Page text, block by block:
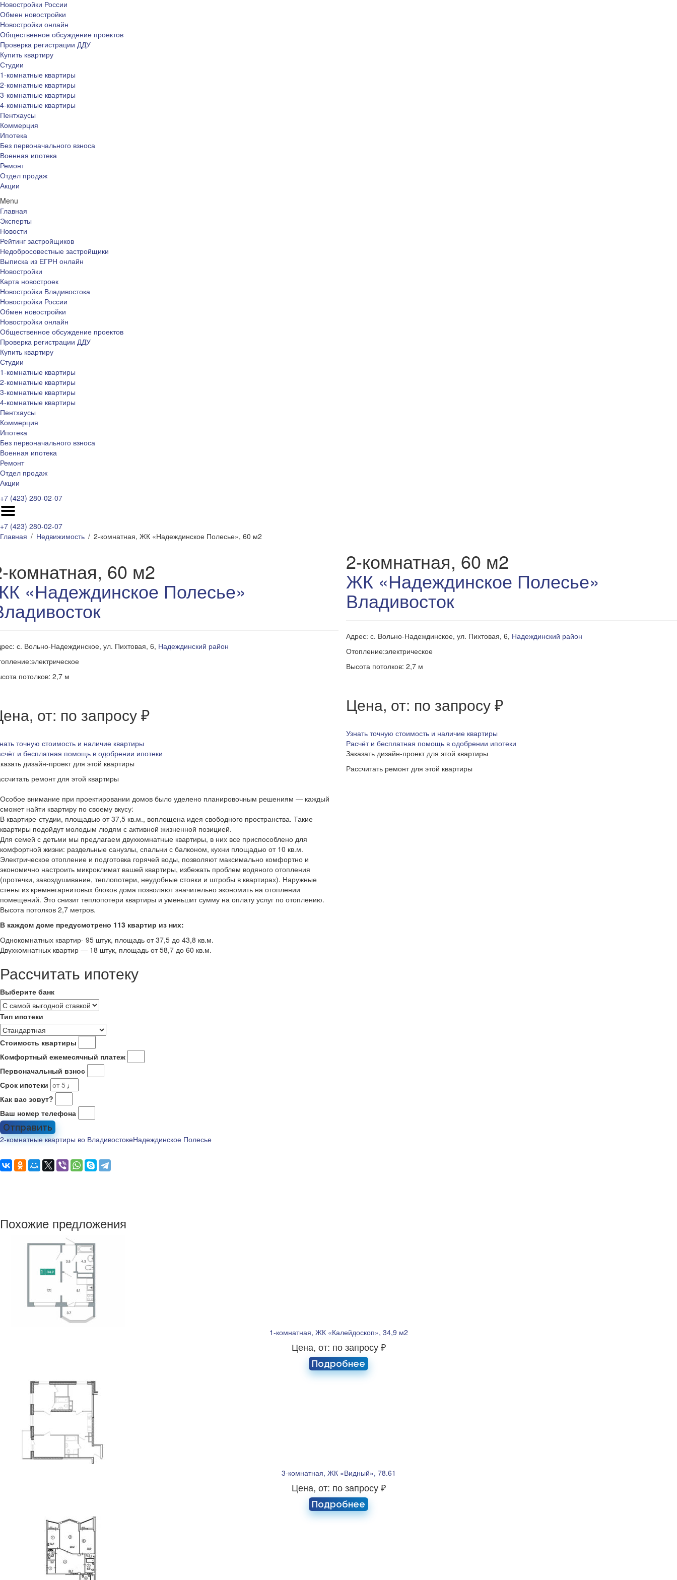
Новостройки России
Обмен новостройки
Новостройки онлайн
Общественное обсуждение проектов
Проверка регистрации ДДУ
Купить квартиру
Студии
1-комнатные квартиры
2-комнатные квартиры
3-комнатные квартиры
4-комнатные квартиры
Пентхаусы
Коммерция
Ипотека
Без первоначального взноса
Военная ипотека
Ремонт
Отдел продаж
Акции
Menu
Главная
Эксперты
Новости
Рейтинг застройщиков
Недобросовестные застройщики
Выписка из ЕГРН онлайн
Новостройки
Карта новостроек
Новостройки Владивостока
Новостройки России
Обмен новостройки
Новостройки онлайн
Общественное обсуждение проектов
Проверка регистрации ДДУ
Купить квартиру
Студии
1-комнатные квартиры
2-комнатные квартиры
3-комнатные квартиры
4-комнатные квартиры
Пентхаусы
Коммерция
Ипотека
Без первоначального взноса
Военная ипотека
Ремонт
Отдел продаж
Акции
+7 (423) 280-02-07
+7 (423) 280-02-07
Главная
Недвижимость 2-комнатная, ЖК «Надеждинское Полесье», 60 м2
комнатная, 60 м2
«Надеждинское Полесье»
с. Вольно-Надеждинское, ул. Пихтовая, 6, Надеждинский район
потолков: 2,7 м
от: по запросу ₽
точную стоимость и наличие квартиры
и бесплатная помощь в одобрении ипотеки
дизайн-проект для этой квартиры
ремонт для этой квартиры
Особое внимание при проектировании домов было уделено планировочным решениям — каждый
сможет найти квартиру по своему вкусу:
В квартире-студии, площадью от 37,5 кв.м., воплощена идея свободного пространства. Такие
квартиры подойдут молодым людям с активной жизненной позицией.
Для семей с детьми мы предлагаем двухкомнатные квартиры, в них все приспособлено для
комфортной жизни: раздельные санузлы, спальни с балконом, кухни площадью от 10 кв.м.
Электрическое отопление и подготовка горячей воды, позволяют максимально комфортно и
экономично настроить микроклимат вашей квартиры, избежать проблем водяного отопления
(протечки, завоздушивание, теплопотери, неудобные стояки и штробы в квартирах). Наружные
стены из кремнегарнитовых блоков дома позволяют значительно экономить на отоплении
помещений. Это снизит теплопотери квартиры и уменьшит сумму на оплату услуг по отоплению.
Высота потолков 2,7 метров.
В каждом доме предусмотрено 113 квартир из них:
Однокомнатных квартир- 95 штук, площадь от 37,5 до 43,8 кв.м.
Двухкомнатных квартир — 18 штук, площадь от 58,7 до 60 кв.м.
Рассчитать ипотеку
Выберите банк
Тип ипотеки
Стоимость квартиры
Комфортный ежемесячный платеж
Первоначальный взнос
Срок ипотеки
Как вас зовут?
Ваш номер телефона
Отправить
2-комнатные квартиры во ВладивостокеНадеждинское Полесье
2-комнатная, 60 м2
ЖК «Надеждинское Полесье»
Владивосток
Адрес: с. Вольно-Надеждинское, ул. Пихтовая, 6, Надеждинский район
Отопление:электрическое
Высота потолков: 2,7 м
Цена, от: по запросу ₽
Узнать точную стоимость и наличие квартиры
Расчёт и бесплатная помощь в одобрении ипотеки
Заказать дизайн-проект для этой квартиры
Рассчитать ремонт для этой квартиры
Похожие предложения
1-комнатная, ЖК «Калейдоскоп», 34,9 м2
Цена, от: по запросу ₽
Подробнее
3-комнатная, ЖК «Видный», 78.61
Цена, от: по запросу ₽
Подробнее